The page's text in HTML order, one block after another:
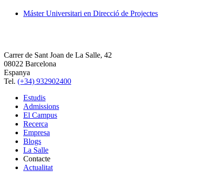
Máster Universitari en Direcció de Projectes
Carrer de Sant Joan de La Salle, 42
08022 Barcelona
Espanya
Tel. (+34) 932902400
Estudis
Admissions
El Campus
Recerca
Empresa
Blogs
La Salle
Contacte
Actualitat